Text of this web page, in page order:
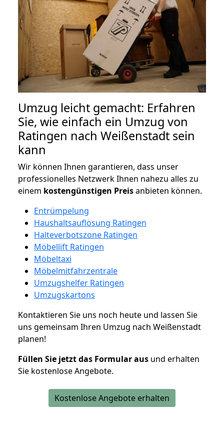
Umzug leicht gemacht: Erfahren
Sie, wie einfach ein Umzug von
Ratingen nach Weißenstadt sein
kann
Wir können Ihnen garantieren, dass unser
professionelles Netzwerk Ihnen nahezu alles zu
einem kostengünstigen Preisanbieten können.
Entrümpelung
Haushaltsauflösung Ratingen
Halteverbotszone Ratingen
Möbellift Ratingen
Möbeltaxi
Möbelmitfahrzentrale
Umzugshelfer Ratingen
Umzugskartons
Kontaktieren Sie uns noch heute und lassen Sie
uns gemeinsam Ihren Umzug nach Weißenstadt
planen!
Füllen Sie jetzt das Formular aus und erhalten
Sie kostenlose Angebote.
Kostenlose Angebote erhalten